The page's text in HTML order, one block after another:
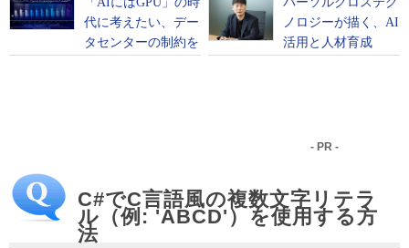
- PR -
C#でC言語風の複数文字リテラ
ル（例: 'ABCD'）を使用する方
法